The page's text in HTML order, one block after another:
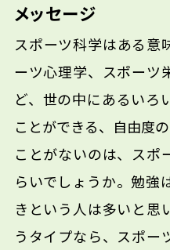
メッセージ
スポーツ科学はある意
ーツ心理学、スポーツ
ど、世の中にあるいろ
ことができる、自由度
ことがないのは、スポ
らいでしょうか。勉強
きという人は多いと思
うタイプなら、スポー